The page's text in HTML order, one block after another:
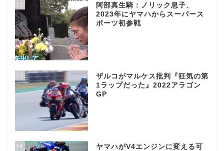
12
阿部真生騎：ノリック息子、
2023年にヤマハからスーパース
ポーツ初参戦
13
ザルコがマルケス批判『狂気の第
1ラップだった』2022アラゴン
GP
14
ヤマハがV4エンジンに変える可